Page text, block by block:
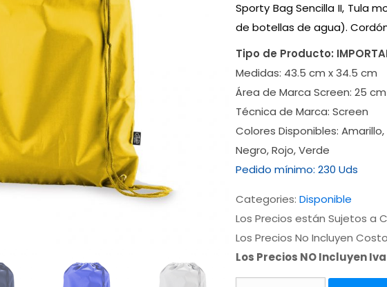
Sporty Bag Sencilla II, Tula
de botellas de agua).
Tipo de Producto:
Medidas: 43.5 cm x 34.5 cm
Área de Marca Screen: 25 cm
Técnica de Marca: Screen
Colores Disponibles: Amarillo,
Negro, Rojo, Verde
Pedido mínimo: 230 Uds
Categories: Disponible
Los Precios están Sujetos a
Los Precios No Incluyen
Los Precios NO Incluyen Iva